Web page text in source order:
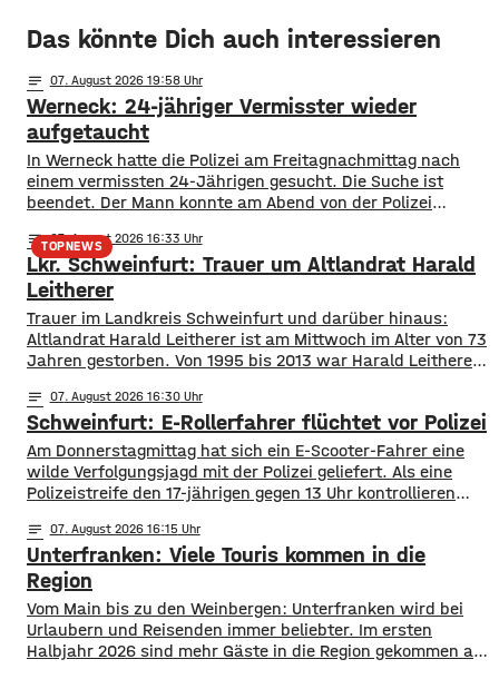
Das könnte Dich auch interessieren
notes 07. August 2026 19:58
Werneck: 24-jähriger Vermisster wieder
aufgetaucht
In Werneck hatte die Polizei am Freitagnachmittag nach
einem vermissten 24-Jährigen gesucht. Die Suche ist
beendet. Der Mann konnte am Abend von der Polizei
gesorgt, da auch ein Polizeihubschrauber die Gegend rund
um Werneck abgesucht hatte.
TOPNEWS
notes 07. August 2026 16:33
Lkr. Schweinfurt: Trauer um Altlandrat Harald
Leitherer
Trauer im Landkreis Schweinfurt und darüber hinaus:
Altlandrat Harald Leitherer ist am Mittwoch im Alter von 73
Jahren gestorben. Von 1995 bis 2013 war Harald Leitherer
wurde das Kreisstraßennetz ausgebaut, aber auch ein
flächendeckendes Radwegenetz mit einer Länge von über
1.000 Kilometern geschaffen. Außerdem führte der
notes 07. August 2026 16:30
Schweinfurt: E-Rollerfahrer flüchtet vor Polizei
Am Donnerstagmittag hat sich ein E-Scooter-Fahrer eine
wilde Verfolgungsjagd mit der Polizei geliefert. Als eine
Polizeistreife den 17-jährigen gegen 13 Uhr kontrollieren
Geschwindigkeit fuhr er in Richtung B286. Als in die Polizei
stoppen wollte rammte er den Streifenwagen, stürzte und
setzte anschließend seine Flucht fort, wobei er einen
notes 07. August 2026 16:15
Unterfranken: Viele Touris kommen in die
Region
Vom Main bis zu den Weinbergen: Unterfranken wird bei
Urlaubern und Reisenden immer beliebter. Im ersten
Halbjahr 2026 sind mehr Gäste in die Region gekommen als